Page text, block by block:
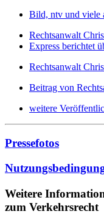
Bild, ntv und viele
Rechtsanwalt
Express berichtet
Rechtsanwalt
Beitrag von
weitere
Pressefotos
Weitere
zum Verkehrsrecht